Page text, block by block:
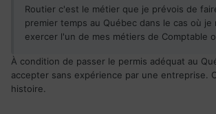
Routier c'est le métier que je prévois de
premier temps au Québec dans le cas où je
exercer l'un de mes métiers de Comptable
À condition de passer le permis adéquat au
accepter sans expérience par une entreprise.
histoire.